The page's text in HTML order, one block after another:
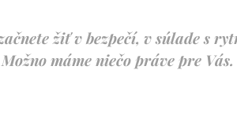
žiť v bezpečí, v súlade s
máme niečo práve pre Vás.